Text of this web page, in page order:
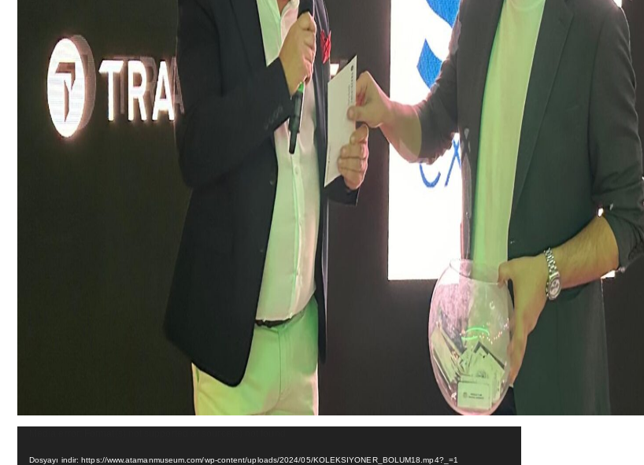
oynatıcı
Dosyayı indir: https://www.atamanmuseum.com/wp-content/uploads/2024/05/KOLEKSIYONER_BOLUM18.mp4?_=1